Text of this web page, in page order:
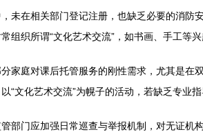
未在相关部门登记注册，也缺乏必要的消
组织所谓“文化艺术交流”，如书画、手工等
家庭对课后托管服务的刚性需求，尤其是
“文化艺术交流”为幌子的活动，若缺乏专业
部门应加强日常巡查与举报机制，对无证